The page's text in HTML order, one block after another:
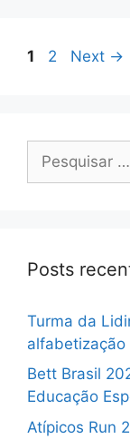
1 2 Next →
Posts
Turma da
alfabetização
Bett Brasil
Educação
Atípicos Run